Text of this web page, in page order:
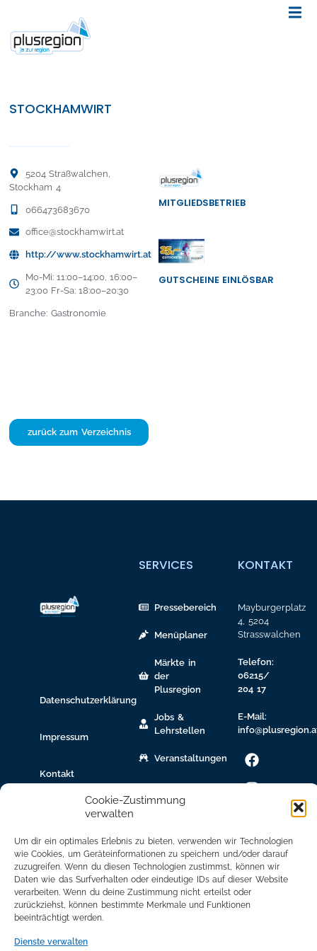
Cookie-Zustimmung
verwalten
Um dir ein optimales Erlebnis zu bieten, verwenden wir Technologien
wie Cookies, um Geräteinformationen zu speichern und/oder darauf
zuzugreifen. Wenn du diesen Technologien zustimmst, können wir
Daten wie das Surfverhalten oder eindeutige IDs auf dieser Website
verarbeiten. Wenn du deine Zustimmung nicht erteilst oder
zurückziehst, können bestimmte Merkmale und Funktionen
beeinträchtigt werden.
Dienste verwalten
STOCKHAMWIRT
5204 Straßwalchen,
Stockham 4
066473683670
office@stockhamwirt.at
http://www.stockhamwirt.at
Mo-Mi: 11:00–14:00, 16:00–
23:00 Fr-Sa: 18:00–20:30
Branche: Gastronomie
MITGLIEDSBETRIEB
GUTSCHEINE EINLÖSBAR
zurück zum Verzeichnis
Datenschutzerklärung
Impressum
Kontakt
SERVICES
Pressebereich
Menüplaner
Märkte in
der
Plusregion
Jobs &
Lehrstellen
Veranstaltungen
gew.
Immobilien
Newsletter
Anmeldung
Mitglied
werden
KONTAKT
Mayburgerplatz
4, 5204
Strasswalchen
Telefon:
06215/
204 17
E-Mail: